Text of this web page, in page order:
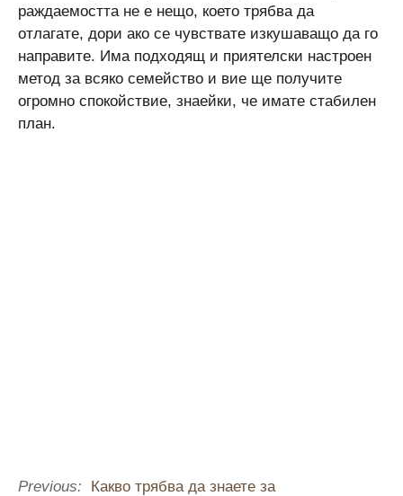
раждаемостта не е нещо, което трябва да
отлагате, дори ако се чувствате изкушаващо да го
направите. Има подходящ и приятелски настроен
метод за всяко семейство и вие ще получите
огромно спокойствие, знаейки, че имате стабилен
план.
Previous:
Какво трябва да знаете за